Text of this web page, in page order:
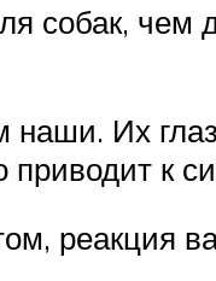
собак, чем
Их
к
реакция